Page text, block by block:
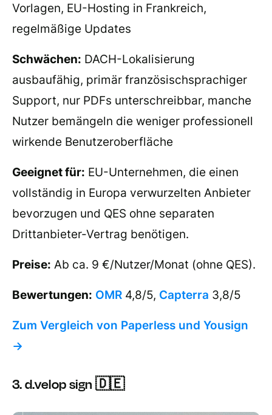
Vorlagen, EU-Hosting in Frankreich,
regelmäßige Updates
Schwächen: DACH-Lokalisierung
ausbaufähig, primär französischsprachiger
Support, nur PDFs unterschreibbar, manche
Nutzer bemängeln die weniger professionell
wirkende Benutzeroberfläche
Geeignet für: EU-Unternehmen, die einen
vollständig in Europa verwurzelten Anbieter
bevorzugen und QES ohne separaten
Drittanbieter-Vertrag benötigen.
Preise: Ab ca. 9 €/Nutzer/Monat (ohne QES).
Bewertungen: OMR 4,8/5, Capterra 3,8/5
Zum Vergleich von Paperless und Yousign
→
3. d.velop sign 🇩🇪